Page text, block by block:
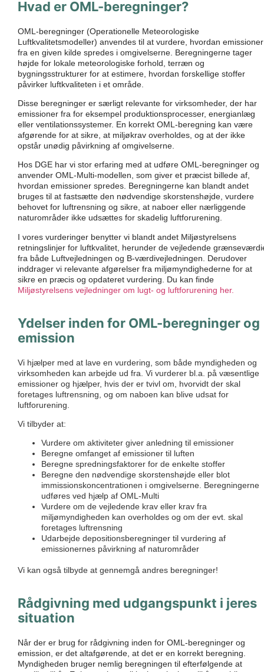
Hvad er OML-beregninger?
OML-beregninger (Operationelle Meteorologiske
Luftkvalitetsmodeller) anvendes til at vurdere, hvordan emissioner
fra en given kilde spredes i omgivelserne. Beregningerne tager
højde for lokale meteorologiske forhold, terræn og
bygningsstrukturer for at estimere, hvordan forskellige stoffer
påvirker luftkvaliteten i et område.
Disse beregninger er særligt relevante for virksomheder, der har
emissioner fra for eksempel produktionsprocesser, energianlæg
eller ventilationssystemer. En korrekt OML-beregning kan være
afgørende for at sikre, at miljøkrav overholdes, og at der ikke
opstår unødig påvirkning af omgivelserne.
Hos DGE har vi stor erfaring med at udføre OML-beregninger og
anvender OML-Multi-modellen, som giver et præcist billede af,
hvordan emissioner spredes. Beregningerne kan blandt andet
bruges til at fastsætte den nødvendige skorstenshøjde, vurdere
behovet for luftrensning og sikre, at naboer eller nærliggende
naturområder ikke udsættes for skadelig luftforurening.
I vores vurderinger benytter vi blandt andet Miljøstyrelsens
retningslinjer for luftkvalitet, herunder de vejledende
fra både Luftvejledningen og B-værdivejledningen. Derudover
inddrager vi relevante afgørelser fra miljømyndighederne for at
sikre en præcis og opdateret vurdering. Du kan finde
Miljøstyrelsens vejledninger om lugt- og luftforurening her.
Ydelser inden for OML-beregninger og
emission
Vi hjælper med at lave en vurdering, som både myndigheden og
virksomheden kan arbejde ud fra. Vi vurderer bl.a. på væsentlige
emissioner og hjælper, hvis der er tvivl om, hvorvidt der skal
foretages luftrensning, og om naboen kan blive udsat for
luftforurening.
Vi tilbyder at:
Vurdere om aktiviteter giver anledning til emissioner
Beregne omfanget af emissioner til luften
Beregne spredningsfaktorer for de enkelte stoffer
Beregne den nødvendige skorstenshøjde eller blot
immissionskoncentrationen i omgivelserne. Beregningerne
udføres ved hjælp af OML-Multi
Vurdere om de vejledende krav eller krav fra
miljømyndigheden kan overholdes og om der evt. skal
foretages luftrensning
Udarbejde depositionsberegninger til vurdering af
emissionernes påvirkning af naturområder
Vi kan også tilbyde at gennemgå andres beregninger!
Rådgivning med udgangspunkt i jeres
situation
Når der er brug for rådgivning inden for OML-beregninger og
emission, er det altafgørende, at det er en korrekt beregning.
Myndigheden bruger nemlig beregningen til efterfølgende at